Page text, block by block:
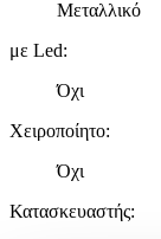
Μεταλλικό
με Led:
Όχι
Χειροποίητο:
Όχι
Κατασκευαστής: